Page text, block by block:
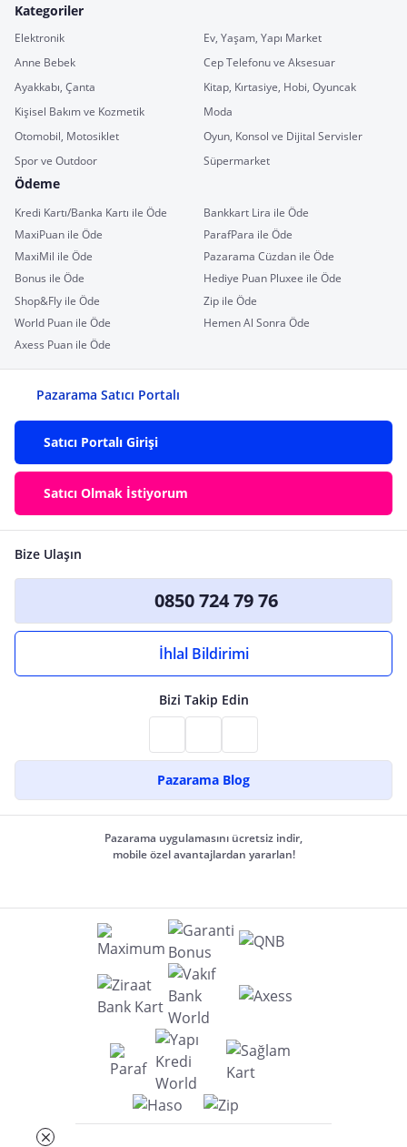
Kategoriler
Elektronik
Ev, Yaşam, Yapı Market
Anne Bebek
Cep Telefonu ve Aksesuar
Ayakkabı, Çanta
Kitap, Kırtasiye, Hobi, Oyuncak
Kişisel Bakım ve Kozmetik
Moda
Otomobil, Motosiklet
Oyun, Konsol ve Dijital Servisler
Spor ve Outdoor
Süpermarket
Ödeme
Kredi Kartı/Banka Kartı ile Öde
Bankkart Lira ile Öde
MaxiPuan ile Öde
ParafPara ile Öde
MaxiMil ile Öde
Pazarama Cüzdan ile Öde
Bonus ile Öde
Hediye Puan Pluxee ile Öde
Shop&Fly ile Öde
Zip ile Öde
World Puan ile Öde
Hemen Al Sonra Öde
Axess Puan ile Öde
Pazarama Satıcı Portalı
Satıcı Portalı Girişi
Satıcı Olmak İstiyorum
Bize Ulaşın
0850 724 79 76
İhlal Bildirimi
Bizi Takip Edin
Pazarama Blog
Pazarama uygulamasını ücretsiz indir,
mobile özel avantajlardan yararlan!